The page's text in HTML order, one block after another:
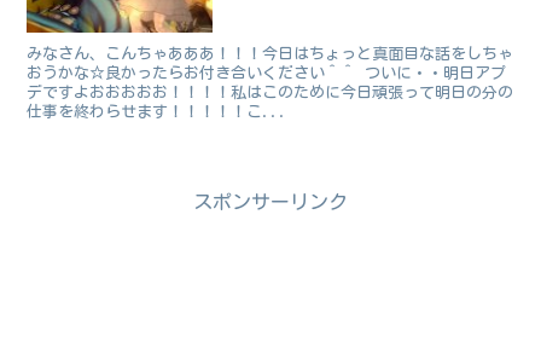
みなさん、こんちゃあああ！！！今日はちょっと真面目な話をしちゃ
おうかな☆良かったらお付き合いください＾＾ ついに・・明日アプ
デですよおおおおお！！！！私はこのために今日頑張って明日の分の
仕事を終わらせます！！！！！こ...
スポンサーリンク